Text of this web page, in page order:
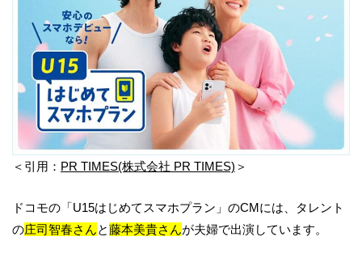
＜引用： PR TIMES(株式会社 PR TIMES) ＞
ドコモの「U15はじめてスマホプラン」のCMには、タレント
の庄司智春さんと藤本美貴さんが夫婦で出演しています。